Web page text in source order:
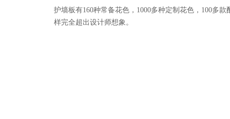
护墙板有160种常备花色，1000多种定制花色，100多款
样完全超出设计师想象。